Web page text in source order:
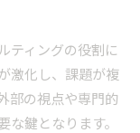
ティングの役割に
激化し、課題が複
部の視点や専門的
鍵となります。